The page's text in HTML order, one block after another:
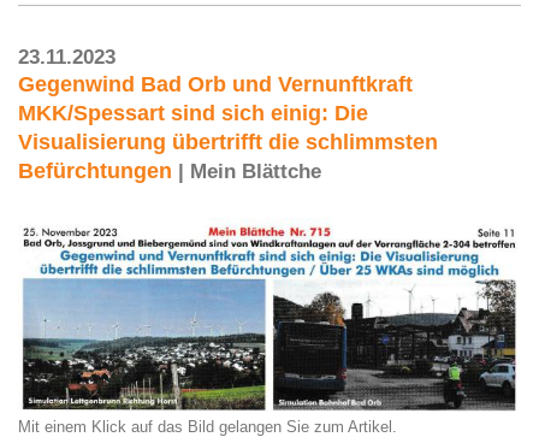
23.11.2023
Gegenwind Bad Orb und Vernunftkraft
MKK/Spessart sind sich einig: Die
Visualisierung übertrifft die schlimmsten
Befürchtungen | Mein Blättche
Mit einem Klick auf das Bild gelangen Sie zum Artikel.